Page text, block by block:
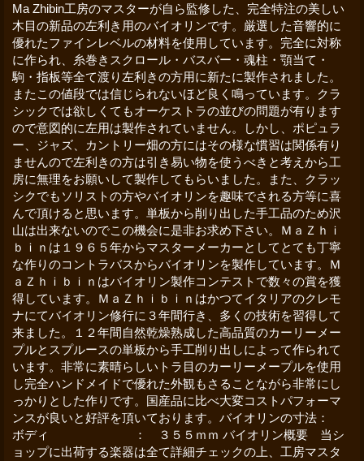
Ma Zhibin工房のマスターが自ら監修した、完全特注の美しい
木目の新品の左利き用のバイオリンです。厳選した音響的に
優れたファインレベルの材料を使用しています。完全に対称
に作られ、糸巻きスクロール・バスバー・魂柱・顎当て・
駒・指板等全て渡り左利きの方用に新たに製作されました。
またこの値段では信じられないほど良く鳴っています。クラ
シックでは欲しくてもオーケストラの並びの問題が有ります
ので意図的に左用は製作されていません。しかし、ポピュラ
ー、ジャズ、カントリー畑の方にはその様な慣習は関係有り
ませんので左利きの方は引き易い物を使うべきと考えから工
房に無理をお願いして製作してもらいました。また、クラッ
シクでもソリストの方やバイオリンを趣味でされる方等に喜
んで頂けると思います。単板から削り出した手工品のため沢
山は出来ないのでこの機会に是非お求め下さい。ＭａＺｈｉ
ｂｉｎは１９６５年からマスターメーカーとしてとても丁寧
な作りのコントラバスからバイオリンを製作しています。Ｍ
ａＺｈｉｂｉｎはバイオリン製作コンテストで数々の賞を獲
得しています。ＭａＺｈｉｂｉｎはかつてイタリアのクレモ
ナにてバイオリン修行に３年間行き、多くの技術を習得して
来ました。１２年間自然乾燥熟成した高品質のカーリーメー
プルとスプルースの単板から手工削り出しによって作られて
います。非常に素晴らしいトラ目のカーリーメープルを使用
し完全ハンドメイドで優れた外観もさることながら非常にし
っかりとした作りです。国産品に比べ大変コストパフォーマ
ンスが良いと好評を頂いております。バイオリンの寸法：
ボディ ： ３５５ｍｍ バイオリン概要 当シ
ョップに出荷する楽器は全て詳細チェックの上、工房マスタ